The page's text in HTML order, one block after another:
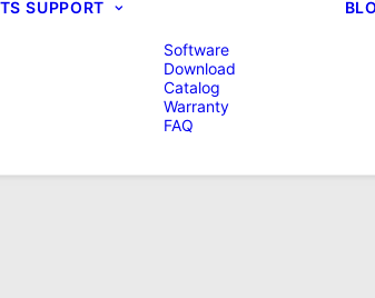
SUPPORT
Software
Download
Catalog
Warranty
FAQ